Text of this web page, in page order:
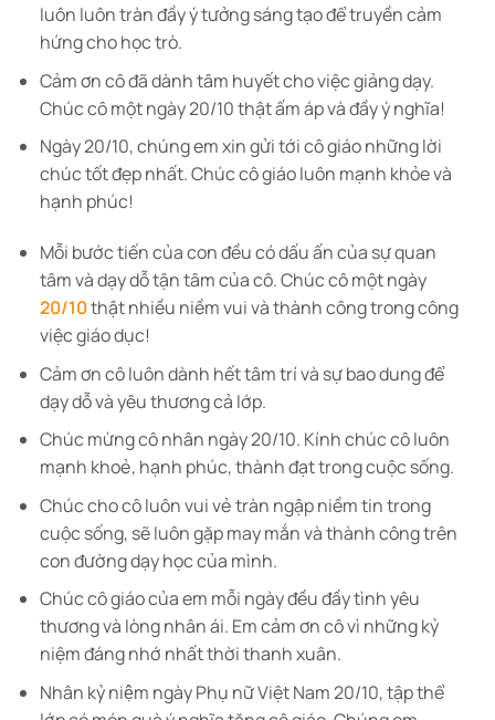
luôn luôn tràn đầy ý tưởng sáng tạo để truyền cảm
hứng cho học trò.
Cảm ơn cô đã dành tâm huyết cho việc giảng dạy.
Chúc cô một ngày 20/10 thật ấm áp và đầy ý nghĩa!
Ngày 20/10, chúng em xin gửi tới cô giáo những lời
chúc tốt đẹp nhất. Chúc cô giáo luôn mạnh khỏe và
hạnh phúc!
Mỗi bước tiến của con đều có dấu ấn của sự quan
tâm và dạy dỗ tận tâm của cô. Chúc cô một ngày
20/10thật nhiều niềm vui và thành công trong công
việc giáo dục!
Cảm ơn cô luôn dành hết tâm trí và sự bao dung để
dạy dỗ và yêu thương cả lớp.
Chúc mừng cô nhân ngày 20/10. Kính chúc cô luôn
mạnh khoẻ, hạnh phúc, thành đạt trong cuộc sống.
Chúc cho cô luôn vui vẻ tràn ngập niềm tin trong
cuộc sống, sẽ luôn gặp may mắn và thành công trên
con đường dạy học của mình.
Chúc cô giáo của em mỗi ngày đều đầy tình yêu
thương và lòng nhân ái. Em cảm ơn cô vì những kỷ
niệm đáng nhớ nhất thời thanh xuân.
Nhân kỷ niệm ngày Phụ nữ Việt Nam 20/10, tập thể